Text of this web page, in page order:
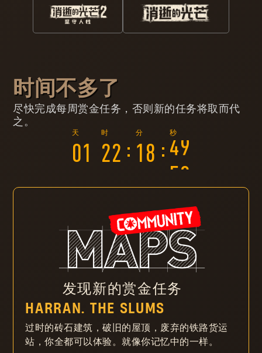
处理各种任务并升级。
开始挑战，然后：
具体流程：
每周返回以开启新的赏金任务
确保漫游者哨站的档案已关联您的游戏平台
玩《消逝的光芒》或《消逝的光芒2：坚守人性》，赚
取并累积足够的声望值来提升声望级别
时间不多了
尽快完成每周赏金任务，否则新的任务将取而代
之。
01 22 : 18 : 48
发现新的赏金任务
HARRAN. THE SLUMS
过时的砖石建筑，破旧的屋顶，废弃的铁路货运
站，你全都可以体验。就像你记忆中的一样。